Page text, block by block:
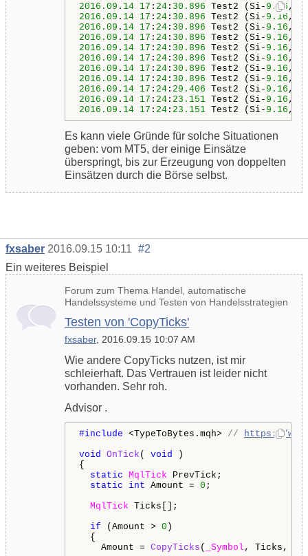
2016.09 . 14 17 : 24 : 30.896 Test2 (Si- 9.16
2016.09 . 14 17 : 24 : 30.896 Test2 (Si- 9.16
2016.09 . 14 17 : 24 : 30.896 Test2 (Si- 9.16
2016.09 . 14 17 : 24 : 30.896 Test2 (Si- 9.16
2016.09 . 14 17 : 24 : 30.896 Test2 (Si- 9.16
2016.09 . 14 17 : 24 : 30.896 Test2 (Si- 9.16
2016.09 . 14 17 : 24 : 30.896 Test2 (Si- 9.16
2016.09 . 14 17 : 24 : 30.896 Test2 (Si- 9.16
2016.09 . 14 17 : 24 : 29.406 Test2 (Si- 9.16
2016.09 . 14 17 : 24 : 23.151 Test2 (Si- 9.16
2016.09 . 14 17 : 24 : 23.151 Test2 (Si- 9.16
Es kann viele Gründe für solche Situationen
geben: vom MT5, der einige Einsätze
überspringt, bis zur Erzeugung von doppelten
Einsätzen durch die Börse selbst.
fxsaber 2016.09.15 10:11 #2
Ein weiteres Beispiel
Forum zum Thema Handel, automatische
Handelssysteme und Testen von Handelsstrategien
Testen von 'CopyTicks'
fxsaber, 2016.09.15 10:07 AM
Wie andere CopyTicks nutzen, ist mir
schleierhaft. Das Vertrauen ist leider nicht
vorhanden. Sehr roh.
Advisor .
#include <TypeToBytes.mqh> //
https://
void
OnTick ( void
)
{
static MqlTick PrevTick;
static
int Amount = 0 ;
MqlTick Ticks[];
if (Amount > 0 )
{
Amount = CopyTicks ( _Symbol , Ticks,